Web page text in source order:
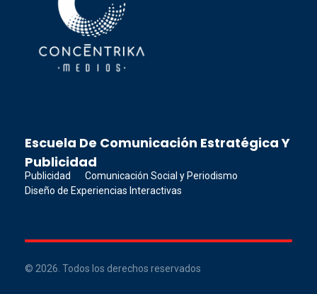
Escuela De Comunicación Estratégica Y
Publicidad
Publicidad
Comunicación Social y Periodismo
Diseño de Experiencias Interactivas
© 2026. Todos los derechos reservados